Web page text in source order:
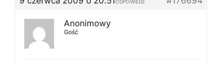
ODPOWIEDZ
Anonimowy
Gość